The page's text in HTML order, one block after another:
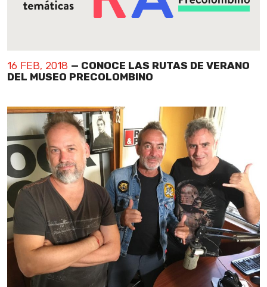
16 FEB, 2018 — CONOCE LAS RUTAS DE VERANO
DEL MUSEO PRECOLOMBINO